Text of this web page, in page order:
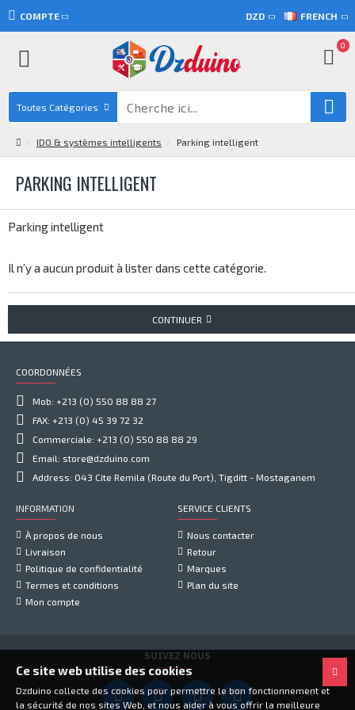
COMPTE DZD FRENCH
0
Toutes Catégories
IDO & systèmes intelligents Parking intelligent
PARKING INTELLIGENT
Parking intelligent
Il n’y a aucun produit à lister dans cette catégorie.
CONTINUER
COORDONNÉES
Mob: +213 (0) 550 88 88 27
FAX: +213 (0) 45 39 72 32
Commerciale: +213 (0) 550 88 88 29
Email: store@dzduino.com
Address: 043 Cite Remila (Route du Port), Tigditt - Mostaganem
INFORMATION
À propos de nous
Livraison
Politique de confidentialité
Termes et conditions
Mon compte
SERVICE CLIENTS
Nous contacter
Retour
Marques
Plan du site
SUIVEZ NOUS
Ce site web utilise des cookies
Dzduino collecte des cookies pour permettre le bon fonctionnement et
la sécurité de nos sites Web, et nous aider à vous offrir la meilleure